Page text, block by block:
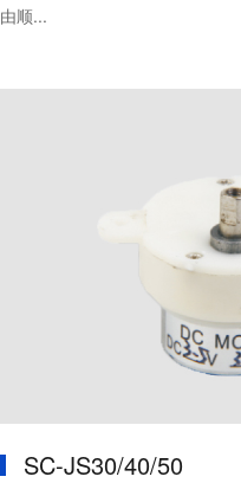
由顺...
SC-JS30/40/50